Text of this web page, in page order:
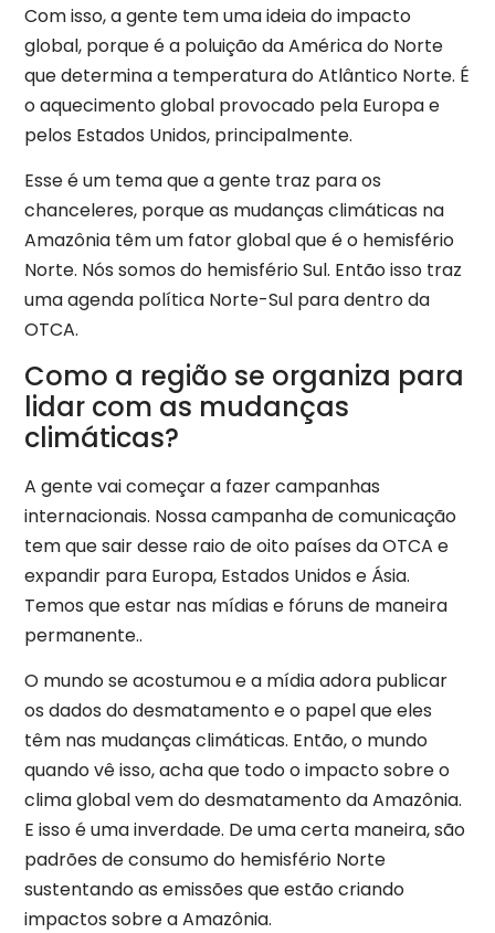
Com isso, a gente tem uma ideia do impacto
global, porque é a poluição da América do Norte
que determina a temperatura do Atlântico Norte. É
o aquecimento global provocado pela Europa e
pelos Estados Unidos, principalmente.
Esse é um tema que a gente traz para os
chanceleres, porque as mudanças climáticas na
Amazônia têm um fator global que é o hemisfério
Norte. Nós somos do hemisfério Sul. Então isso traz
uma agenda política Norte-Sul para dentro da
OTCA.
Como a região se organiza para
lidar com as mudanças
climáticas?
A gente vai começar a fazer campanhas
internacionais. Nossa campanha de comunicação
tem que sair desse raio de oito países da OTCA e
expandir para Europa, Estados Unidos e Ásia.
Temos que estar nas mídias e fóruns de maneira
permanente..
O mundo se acostumou e a mídia adora publicar
os dados do desmatamento e o papel que eles
têm nas mudanças climáticas. Então, o mundo
quando vê isso, acha que todo o impacto sobre o
clima global vem do desmatamento da Amazônia.
E isso é uma inverdade. De uma certa maneira, são
padrões de consumo do hemisfério Norte
sustentando as emissões que estão criando
impactos sobre a Amazônia.